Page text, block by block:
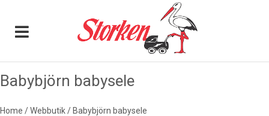
Babybjörn babysele
Home /Webbutik/ Babybjörn babysele